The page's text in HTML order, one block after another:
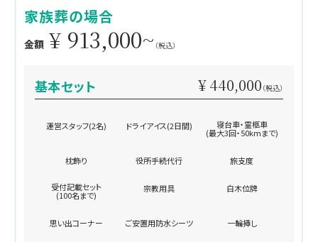
家族葬の場合
金額 ¥ 913,000~ （税込）
基本セット ¥ 440,000 （税込）
運営スタッフ(2名) ドライアイス(2日間) 寝台車・霊柩車
(最大3回・50kmまで)
枕飾り 役所手続代行 旅支度
受付記載セット
(100名まで)
宗教用具 白木位牌
思い出コーナー ご安置用防水シーツ 一輪挿し